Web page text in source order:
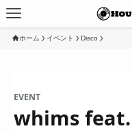
ホーム イベント Disco
EVENT
whims